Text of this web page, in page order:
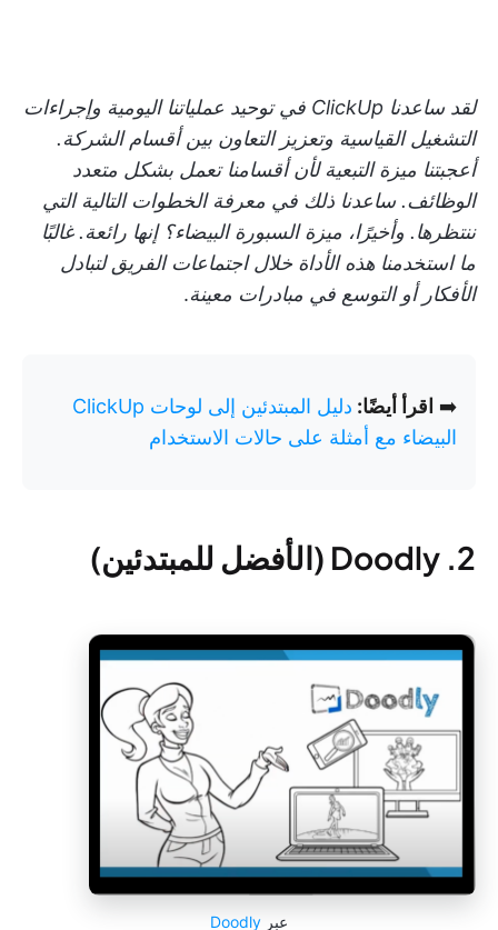
لقد ساعدنا ClickUp في توحيد عملياتنا اليومية وإجراءات
التشغيل القياسية وتعزيز التعاون بين أقسام الشركة.
أعجبتنا ميزة التبعية لأن أقسامنا تعمل بشكل متعدد
الوظائف. ساعدنا ذلك في معرفة الخطوات التالية التي
ننتظرها. وأخيرًا، ميزة السبورة البيضاء؟ إنها رائعة. غالبًا
ما استخدمنا هذه الأداة خلال اجتماعات الفريق لتبادل
الأفكار أو التوسع في مبادرات معينة.
➡️ اقرأ أيضًا:
دليل المبتدئين إلى لوحات ClickUp
البيضاء مع أمثلة على حالات الاستخدام
2. Doodly (الأفضل للمبتدئين)
عبر Doodly